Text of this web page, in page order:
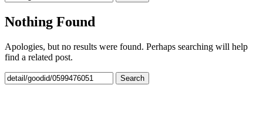
Nothing Found
Apologies, but no results were found. Perhaps searching will help
find a related post.
Search